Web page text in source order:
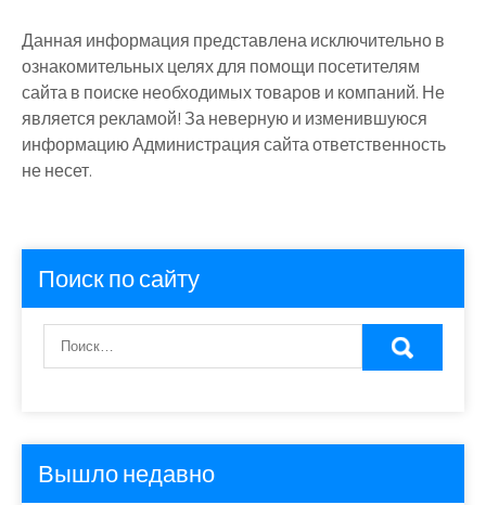
Данная информация представлена исключительно в
ознакомительных целях для помощи посетителям
сайта в поиске необходимых товаров и компаний. Не
является рекламой! За неверную и изменившуюся
информацию Администрация сайта ответственность
не несет.
Поиск по сайту
Вышло недавно